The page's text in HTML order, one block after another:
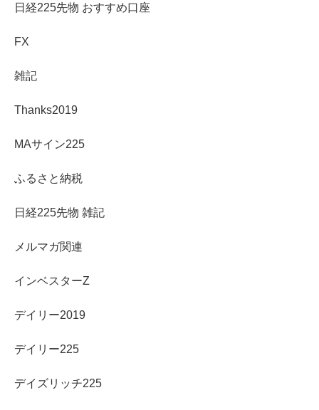
日経225先物 おすすめ口座
FX
雑記
Thanks2019
MAサイン225
ふるさと納税
日経225先物 雑記
メルマガ関連
インベスターZ
デイリー2019
デイリー225
デイズリッチ225